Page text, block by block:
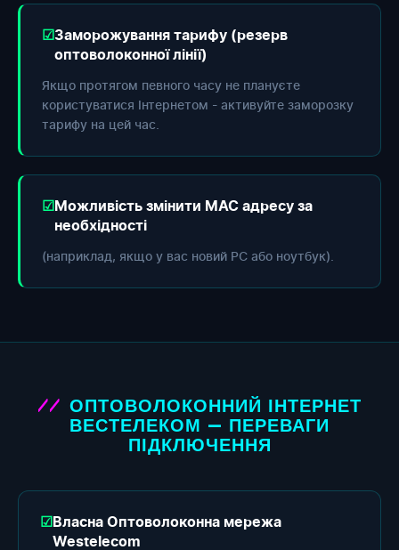
Заморожування тарифу (резерв
оптоволоконної лінії)
Якщо протягом певного часу не плануєте
користуватися Інтернетом - активуйте заморозку
тарифу на цей час.
Можливість змінити МАС адресу за
необхідності
(наприклад, якщо у вас новий РС або ноутбук).
ОПТОВОЛОКОННИЙ ІНТЕРНЕТ
ВЕСТЕЛЕКОМ — ПЕРЕВАГИ
ПІДКЛЮЧЕННЯ
Власна Оптоволоконна мережа
Westelecom